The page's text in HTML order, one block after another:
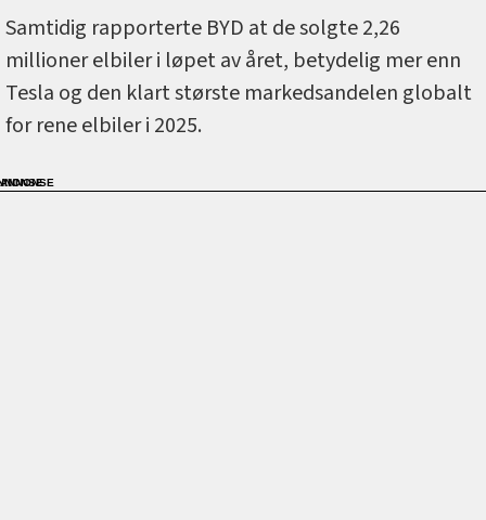
Samtidig rapporterte BYD at de solgte 2,26
millioner elbiler i løpet av året, betydelig mer enn
Tesla og den klart største markedsandelen globalt
for rene elbiler i 2025.